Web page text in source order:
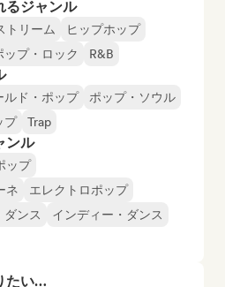
るジャンル
トリーム
ヒップホップ
ップ・ロック R&B
ルド・ポップ
ポップ・ソウル
プ Trap
ンル
ップ
ネ
エレクトロポップ
ダンス
インディー・ダンス
たい…